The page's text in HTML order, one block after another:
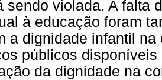
sendo violada. A falta
à educação foram
a dignidade infantil
públicos
da dignidade na